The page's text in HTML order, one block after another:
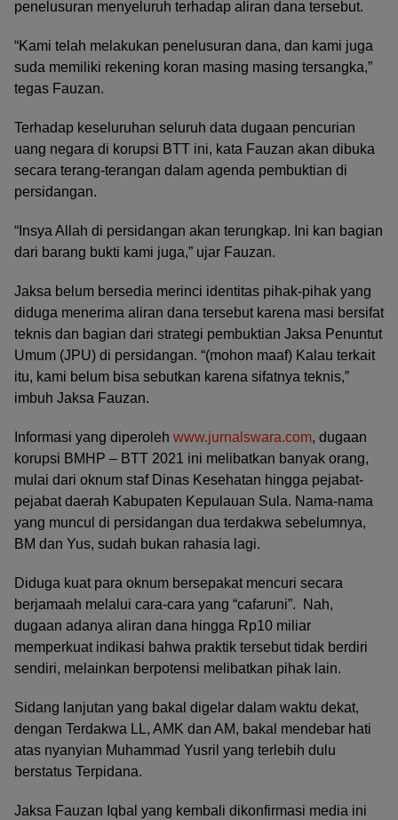
penelusuran menyeluruh terhadap aliran dana tersebut.
“Kami telah melakukan penelusuran dana, dan kami juga
suda memiliki rekening koran masing masing tersangka,”
tegas Fauzan.
Terhadap keseluruhan seluruh data dugaan pencurian
uang negara di korupsi BTT ini, kata Fauzan akan dibuka
secara terang-terangan dalam agenda pembuktian di
persidangan.
“Insya Allah di persidangan akan terungkap. Ini kan bagian
dari barang bukti kami juga,” ujar Fauzan.
Jaksa belum bersedia merinci identitas pihak-pihak yang
diduga menerima aliran dana tersebut karena masi bersifat
teknis dan bagian dari strategi pembuktian Jaksa Penuntut
Umum (JPU) di persidangan. “(mohon maaf) Kalau terkait
itu, kami belum bisa sebutkan karena sifatnya teknis,”
imbuh Jaksa Fauzan.
Informasi yang diperoleh www.jurnalswara.com, dugaan
korupsi BMHP – BTT 2021 ini melibatkan banyak orang,
mulai dari oknum staf Dinas Kesehatan hingga pejabat-
pejabat daerah Kabupaten Kepulauan Sula. Nama-nama
yang muncul di persidangan dua terdakwa sebelumnya,
BM dan Yus, sudah bukan rahasia lagi.
Diduga kuat para oknum bersepakat mencuri secara
berjamaah melalui cara-cara yang “cafaruni”. Nah,
dugaan adanya aliran dana hingga Rp10 miliar
memperkuat indikasi bahwa praktik tersebut tidak berdiri
sendiri, melainkan berpotensi melibatkan pihak lain.
Sidang lanjutan yang bakal digelar dalam waktu dekat,
dengan Terdakwa LL, AMK dan AM, bakal mendebar hati
atas nyanyian Muhammad Yusril yang terlebih dulu
berstatus Terpidana.
Jaksa Fauzan Iqbal yang kembali dikonfirmasi media ini